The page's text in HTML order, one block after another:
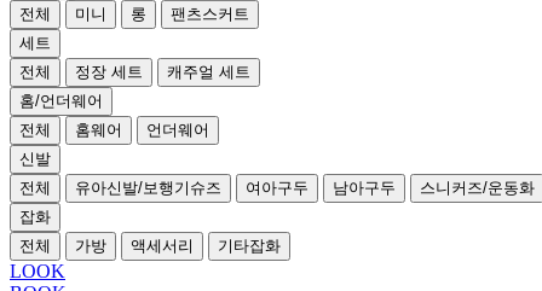
전체
미니 롱
팬츠스커트
세트
전체
정장 세트
캐주얼 세트
홈/언더웨어
전체
홈웨어
언더웨어
신발
전체
유아신발/보행기슈즈 여아구두 남아구두 스니커즈/운동화
잡화
전체
가방 액세서리 기타잡화
LOOK